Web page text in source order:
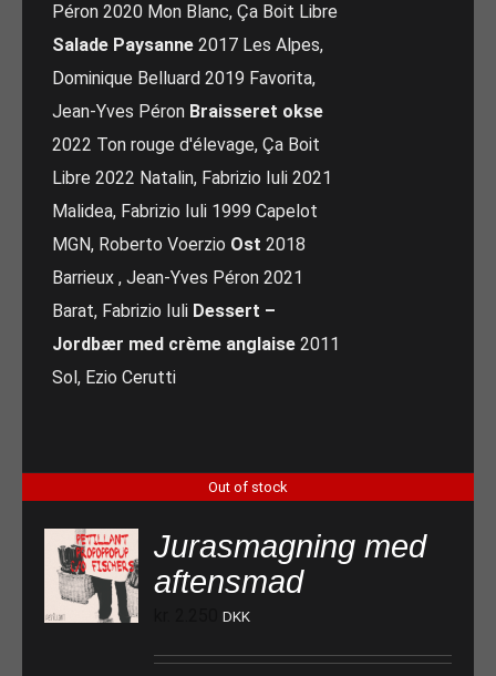
Péron 2020 Mon Blanc, Ça Boit Libre
Salade Paysanne 2017 Les Alpes,
Dominique Belluard 2019 Favorita,
Jean-Yves Péron Braisseret okse
2022 Ton rouge d'élevage, Ça Boit
Libre 2022 Natalin, Fabrizio Iuli 2021
Malidea, Fabrizio Iuli 1999 Capelot
MGN, Roberto Voerzio Ost 2018
Barrieux , Jean-Yves Péron 2021
Barat, Fabrizio Iuli Dessert –
Jordbær med crème anglaise 2011
Sol, Ezio Cerutti
Out of stock
Jurasmagning med
aftensmad
DKK